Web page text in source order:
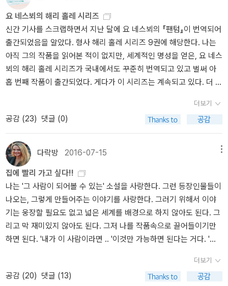
을 잘라버려서 그 뒤로부터 해리 홀레는 세번째 손가락이 없는 강력
반 형사인데, 이번 이야기에서는 하아.... 입이 찢어져서 ... 평생 흉터
갖고 살게 되었다.내가 요 네스뵈의 소설을 몇 개 읽긴 했지만 '라
켈'을 그렇게 사랑하는 사이었나 갸웃갸웃, 이 편에서도 사랑한다고
따라 다니는 젊은 여형사(!)에게 나랑 다니면 너도 위험해, 하면서 라
켈을 그리워하는게 나오는데, 이 다음 시리즈에서는 라켈과 재회하는
걸까? 아무튼 재미있게 읽다 보니 오, 요 네스뵈 또 읽어볼까 하게 되
었다. 집에 남아 있는 요 네스뵈는 이것뿐이어서 새로 사야했는데, 자,
뭐가 뭐가 있나, 하고 요 네스뵈를 넣고 검색해보았다. 오, 해리 홀레
시리즈도 엄청 많네. 이거 순서는 어떻게 되는 것이며, 내가 요 네스뵈
소설을 스노우맨 말고도 뭔가 더 읽었을 것 같긴한데, 그렇다면 나는
뭐 사야 되지? 하게 되어서 내가 사용중인 독서앱에 '뵈'를 넣고 검색
해보았다. 내가 읽은 요 네스뵈의 책이 모두 검색되도록. 나는 깜짝 놀
랐다.아니, 내가... 요 네스뵈를 이렇게 많이 읽었어? 딱히 좋아하지도
않는 작가인데? 넘나 놀라버린 것. 게다가 아들, 블러드 온 스노우, 미
드나잇 선, 스노우맨은 읽은 기억이 나지만 레드 브레스트?? 네메시
스?? 데빌스 스타????????? 내가 이런걸 읽었다고? 나는 크게 당황
한 것이다. 안그래도 요네스뵈 이름 넣고 검색해 책이 너무 많이 나오
길래 뭐 읽을까? 데빌스 스타? 네메시스는 뭐지? 레드브레스트 읽을
말인가...나는 너무나 놀라서, 제목 조차 기억안나는데 내가 읽었다니,
요 네스뵈의 해리 홀레 시리즈
신간 기사를 스크랩하면서 지난 달에 요 네스뵈의 『팬텀』이 번역되어
출간되었음을 알았다. 형사 해리 홀레 시리즈 9권에 해당한다. 나는
아직 그의 작품을 읽어본 적이 없지만, 세계적인 명성을 얻은, 요 네스
뵈의 해리 홀레 시리즈가 국내에서도 꾸준히 번역되고 있고 벌써 아
홉 번째 작품이 출간되었다. 게다가 이 시리즈는 계속되고 있다. 더 늦
시리즈를 정리하면서 그의 소설을 다시금 눈여겨보아 두어야겠다. 형
사 해리 홀레 시리즈를 구성하는 작품 목록을 발표된 순으로 정리한
다[1]. (알라딘과 위키백과를 참고함.) 1. 박쥐 (1997)(비채, 2014)
2. 바퀴벌레 (1998)(비채, 2016)3. 레드브레스트 (2000)(비채, 20
13)4. 네메시스 (2002)(비채, 2014)5. 데빌스 스타 (2003)(비채, 2
015)6. 구조자 (2009)(국내 미출간)7. 스노우맨 (2007)(비채, 201
2)8. 레오파드 (2009)(비채, 2012)9. 팬텀 (2011)(비채, 2017)10.
경찰 (2013) (국내 미출간)11. 갈증 (2017) (국내 미출간)이 중에서
3,4,5 세 권은 오슬로 3부작이라고도 한다. 참고로, 한국에서 『스노
우맨』이 가장 먼저 번역 소개되었다. 예전부터 북유럽소설을 무작정
즐겨 읽었다. 이 말인즉, 북유럽 소설을 무작정 읽다보니 즐거움이 생
소설이니까 이야기를 길게 듣는다는 생각 때문에 작가를 잘 몰라도
북유럽 소설을 읽었고 그러면서 소설을 읽는 재미를 느낄 수 있었다.
더보기
공감 (23) 댓글 (0)
다락방 2016-07-15
집에 빨리 가고 싶다!!
나는 '그 사람이 되어볼 수 있는' 소설을 사랑한다. 그런 등장인물들이
나오는, 그렇게 만들어주는 이야기를 사랑한다. 그러기 위해서 이야
기는 웅장할 필요도 없고 넓은 세계를 배경으로 하지 않아도 된다. 그
리고 막 재미있지 않아도 된다. 그저 나를 작품속으로 끌어들이기만
하면 된다. '내가 이 사람이라면 .. '이것만 가능하면 된다는 거다. '줌
가 그려내는 그 여자가 되어볼 수 있다. 함께 <지옥 천국>의 등장인물
이 되어 프라납 삼촌에 대한 연정으로 속을 끓이는 거다. '에미'가 되
더보기
공감 (20) 댓글 (13)